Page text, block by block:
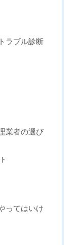
ラブル診断
業者の選び
ってはいけ